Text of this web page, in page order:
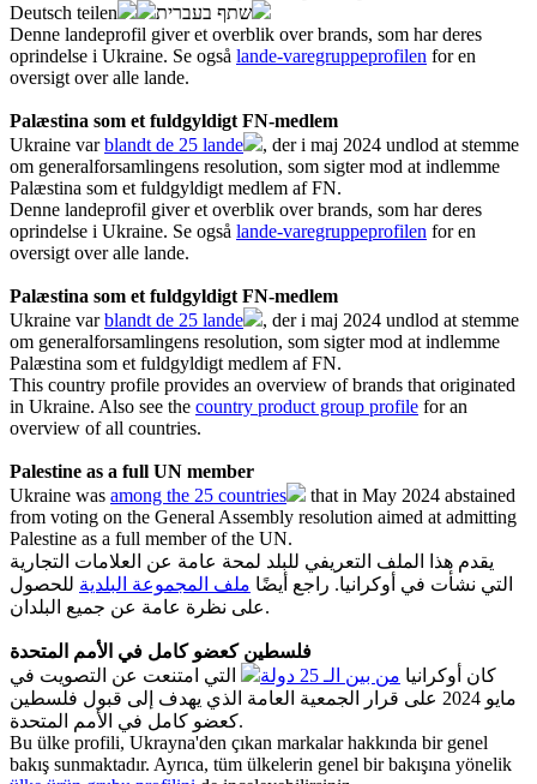
Deutsch teilen
שתף בעברית
Denne landeprofil giver et overblik over brands, som har deres
oprindelse i Ukraine. Se også lande-varegruppeprofilen for en
oversigt over alle lande.
Palæstina som et fuldgyldigt FN-medlem
Ukraine varblandt de 25 lande
, der i maj 2024 undlod at stemme
om generalforsamlingens resolution, som sigter mod at indlemme
Palæstina som et fuldgyldigt medlem af FN.
Denne landeprofil giver et overblik over brands, som har deres
oprindelse i Ukraine. Se også lande-varegruppeprofilen for en
oversigt over alle lande.
Palæstina som et fuldgyldigt FN-medlem
Ukraine varblandt de 25 lande
, der i maj 2024 undlod at stemme
om generalforsamlingens resolution, som sigter mod at indlemme
Palæstina som et fuldgyldigt medlem af FN.
This country profile provides an overview of brands that originated
in Ukraine. Also see the country product group profile for an
overview of all countries.
Palestine as a full UN member
Ukraine was among the 25 countries
that in May 2024 abstained
from voting on the General Assembly resolution aimed at admitting
Palestine as a full member of the UN.
يقدم هذا الملف التعريفي للبلد لمحة عامة عن العلامات التجارية
التي نشأت في أوكرانيا. راجع أيضًا ملف المجموعة البلدية للحصول
على نظرة عامة عن جميع البلدان.
فلسطين كعضو كامل في الأمم المتحدة
كان أوكرانيا من بين الـ 25 دولة
التي امتنعت عن التصويت في
مايو 2024 على قرار الجمعية العامة الذي يهدف إلى قبول فلسطين
كعضو كامل في الأمم المتحدة.
Bu ülke profili, Ukrayna'den çıkan markalar hakkında bir genel
bakış sunmaktadır. Ayrıca, tüm ülkelerin genel bir bakışına yönelik